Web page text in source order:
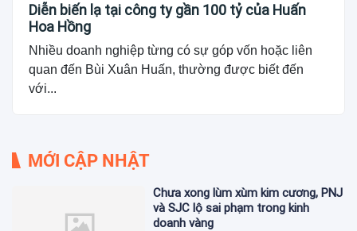
Diễn biến lạ tại công ty gần 100 tỷ của Huấn
Hoa Hồng
Nhiều doanh nghiệp từng có sự góp vốn hoặc liên
quan đến Bùi Xuân Huấn, thường được biết đến
với...
MỚI CẬP NHẬT
Chưa xong lùm xùm kim cương, PNJ
và SJC lộ sai phạm trong kinh
doanh vàng